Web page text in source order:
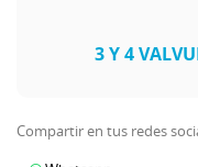
3 Y 4
Compartir en tus redes